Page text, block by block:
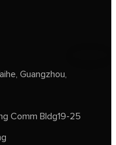
Guangzhou,
Comm Bldg19-25